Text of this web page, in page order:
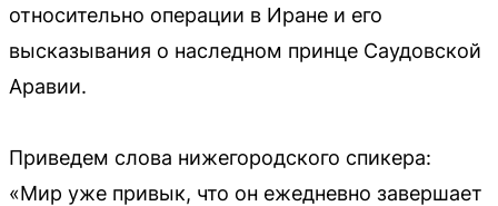
относительно операции в Иране и его
высказывания о наследном принце Саудовской
Аравии.
Приведем слова нижегородского спикера:
«Мир уже привык, что он ежедневно завершает